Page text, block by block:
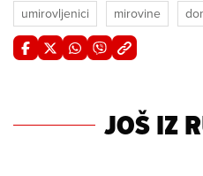
umirovljenici mirovine
JOŠ IZ